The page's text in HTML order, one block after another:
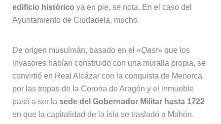
edificio histórico ya en pie, se nota. En el caso del
Ayuntamiento de Ciudadela, mucho.
De origen musulmán, basado en el «Qasr» que los
invasores habían construido con una muralla propia, se
convirtió en Real Alcázar con la conquista de Menorca
por las tropas de la Corona de Aragón y el inmueble
pasó a ser la sede del Gobernador Militar hasta 1722
en que la capitalidad de la isla se trasladó a Mahón.